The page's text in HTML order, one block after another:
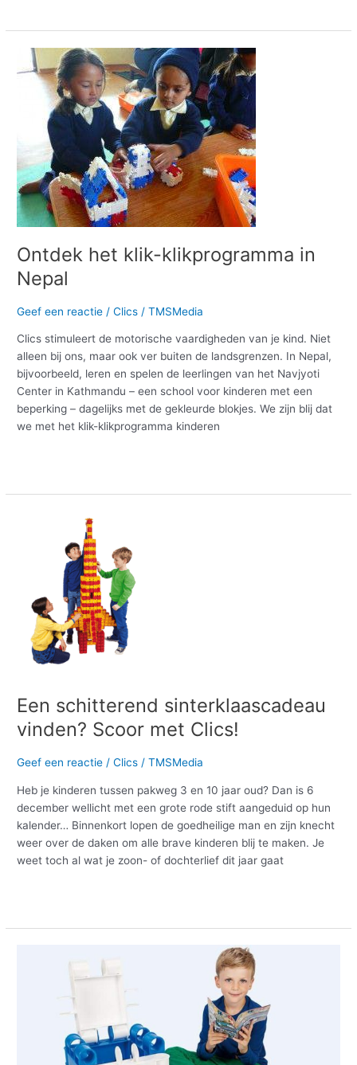
Ontdek het klik-klikprogramma in
Nepal
Geef een reactie /Clics /TMSMedia
Clics stimuleert de motorische vaardigheden van je kind. Niet
alleen bij ons, maar ook ver buiten de landsgrenzen. In Nepal,
bijvoorbeeld, leren en spelen de leerlingen van het Navjyoti
Center in Kathmandu – een school voor kinderen met een
beperking – dagelijks met de gekleurde blokjes. We zijn blij dat
we met het klik-klikprogramma kinderen
Ontdek
het
klikprogramma
Een schitterend sinterklaascadeau
vinden? Scoor met Clics!
Geef een reactie /Clics /TMSMedia
Heb je kinderen tussen pakweg 3 en 10 jaar oud? Dan is 6
december wellicht met een grote rode stift aangeduid op hun
kalender… Binnenkort lopen de goedheilige man en zijn knecht
weer over de daken om alle brave kinderen blij te maken. Je
weet toch al wat je zoon- of dochterlief dit jaar gaat
sinterklaascadeau
met
Clics!
Sinterklaas-
verlanglijstje: